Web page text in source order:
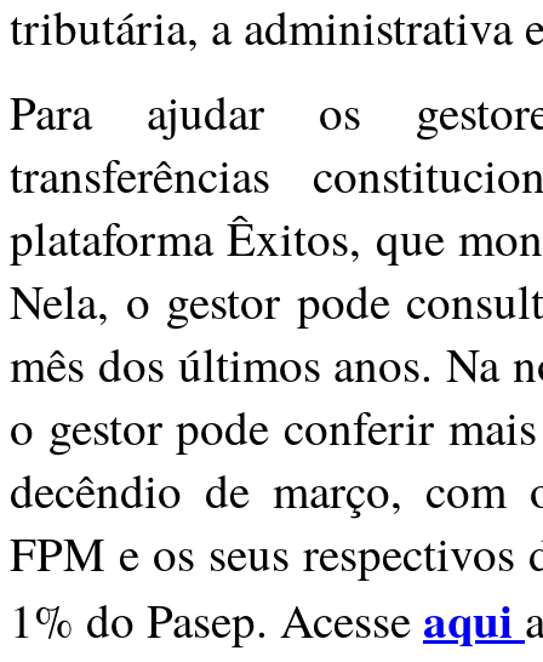
tributária, a administrativa
Para ajudar os
transferências
plataforma Êxitos, que
Nela, o gestor pode
mês dos últimos anos. Na
o gestor pode conferir
decêndio de março, com
FPM e os seus
1% do Pasep. Acesse aqui